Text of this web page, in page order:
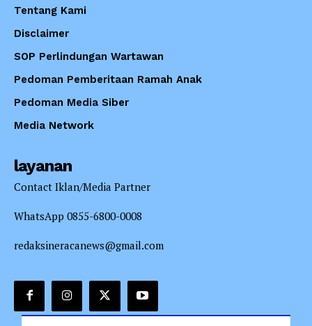
Tentang Kami
Disclaimer
SOP Perlindungan Wartawan
Pedoman Pemberitaan Ramah Anak
Pedoman Media Siber
Media Network
layanan
Contact Iklan/Media Partner
WhatsApp 0855-6800-0008
redaksineracanews@gmail.com